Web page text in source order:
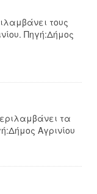
τους
Πηγή:Δήμος
τα
Αγρινίου